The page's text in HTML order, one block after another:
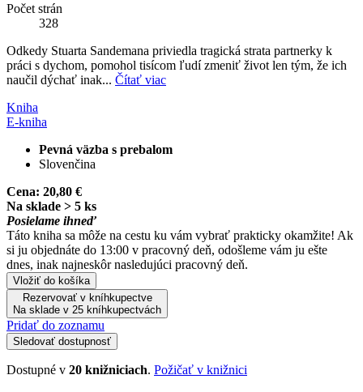
Počet strán
328
Odkedy Stuarta Sandemana priviedla tragická strata partnerky k
práci s dychom, pomohol tisícom ľudí zmeniť život len tým, že ich
naučil dýchať inak... Čítať viac
Kniha
E-kniha
Pevná väzba s prebalom
Slovenčina
Cena: 20,80 €
Na sklade > 5 ks
Posielame ihneď
Táto kniha sa môže na cestu ku vám vybrať prakticky okamžite! Ak
si ju objednáte do 13:00 v pracovný deň, odošleme vám ju ešte
dnes, inak najneskôr nasledujúci pracovný deň.
Vložiť do košíka
Rezervovať v kníhkupectve
Na sklade v 25 kníhkupectvách
Pridať do zoznamu
Sledovať dostupnosť
Dostupné v 20 knižniciach. Požičať v knižnici